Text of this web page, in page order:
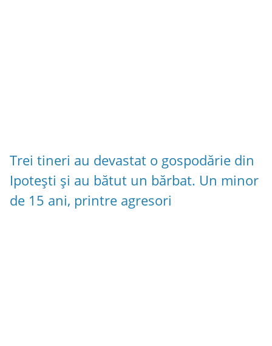
Trei tineri au devastat o gospodărie din
Ipotești și au bătut un bărbat. Un minor
de 15 ani, printre agresori